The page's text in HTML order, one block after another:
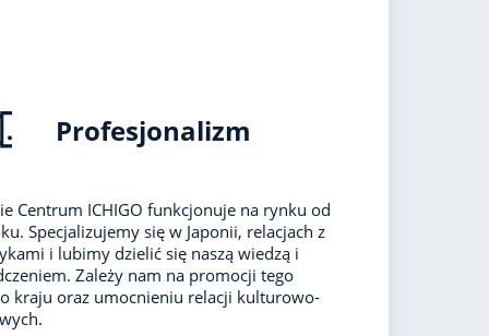
Profesjonalizm
Centrum ICHIGO funkcjonuje na rynku od
Specjalizujemy się w Japonii, relacjach z
i lubimy dzielić się naszą wiedzą i
Zależy nam na promocji tego
kraju oraz umocnieniu relacji kulturowo-